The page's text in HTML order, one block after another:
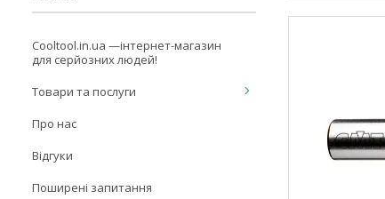
Cooltool.in.ua —інтернет-магазин
для серйозних людей!
Товари та послуги
Про нас
Відгуки
Поширені запитання